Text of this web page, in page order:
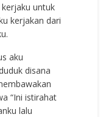
untuk
kerjakan dari
aku
disana
“Ini istirahat
lalu